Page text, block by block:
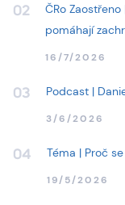
02
ČRo
pomáhají
16/7/2026
03 Podcast |
3/6/2026
04 Téma | Proč
19/5/2026